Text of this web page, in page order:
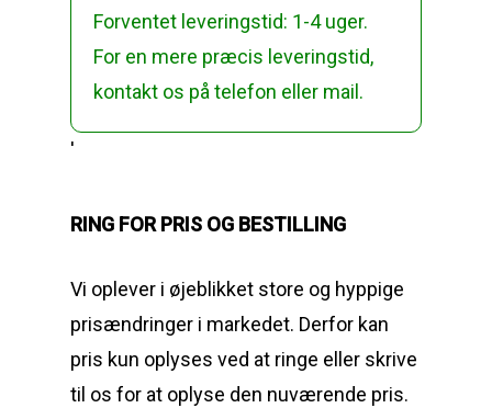
Forventet leveringstid: 1-4 uger.
For en mere præcis leveringstid,
kontakt os på telefon eller mail.
'
RING FOR PRIS OG BESTILLING
Vi oplever i øjeblikket store og hyppige
prisændringer i markedet. Derfor kan
pris kun oplyses ved at ringe eller skrive
til os for at oplyse den nuværende pris.